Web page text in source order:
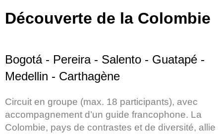
Découverte de la Colombie
Bogotá - Pereira - Salento - Guatapé -
Medellin - Carthagène
Circuit en groupe (max. 18 participants), avec
accompagnement d’un guide francophone. La
Colombie, pays de contrastes et de diversité, allie